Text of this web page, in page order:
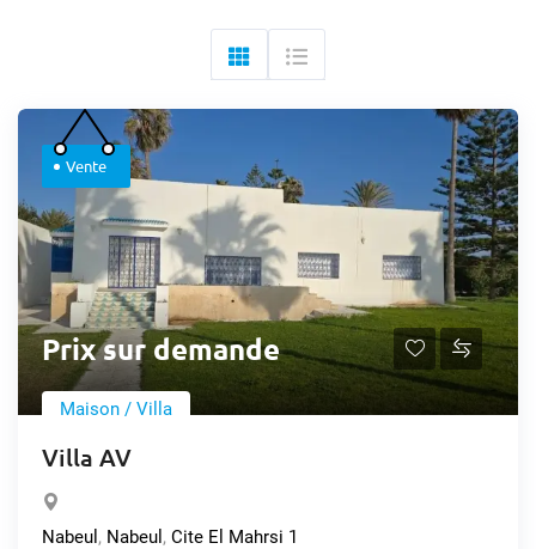
Vente
Prix sur demande
Maison / Villa
Villa AV
Nabeul , Nabeul , Cite El Mahrsi 1